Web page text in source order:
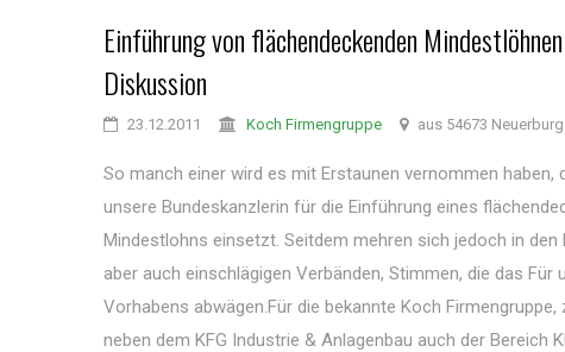
Einführung von flächendeckenden
Diskussion
23.12.2011 Koch Firmengruppe aus 54673 Neuerburg
So manch einer wird es mit Erstaunen vernommen haben,
unsere Bundeskanzlerin für die Einführung eines
Mindestlohns einsetzt. Seitdem mehren sich jedoch in den
aber auch einschlägigen Verbänden, Stimmen, die das Für
Vorhabens abwägen.Für die bekannte Koch
neben dem KFG Industrie & Anlagenbau auch der Bereich